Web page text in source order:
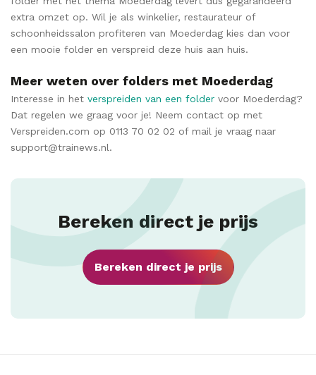
extra omzet op. Wil je als winkelier, restaurateur of
schoonheidssalon profiteren van Moederdag kies dan voor
een mooie folder en verspreid deze huis aan huis.
Meer weten over folders met Moederdag
Interesse in het verspreiden van een folder voor Moederdag?
Dat regelen we graag voor je! Neem contact op met
Verspreiden.com op 0113 70 02 02 of mail je vraag naar
support@trainews.nl.
Bereken direct je prijs
Bereken direct je prijs